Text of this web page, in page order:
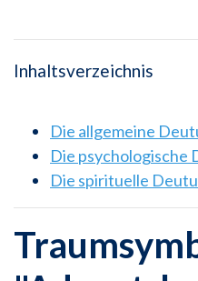
Inhaltsverzeichnis
Die allgemeine
Die psychologische
Die spirituelle